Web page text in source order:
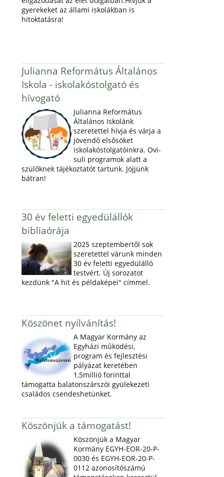
gyerekeket az állami iskolákban is
hitoktatásra!
Julianna Református Általános
Iskola - iskolakóstolgató és
hívogató
Julianna Református
Általános Iskolánk
szeretettel hívja és várja a
jövendő elsősöket
iskolakóstolgatóinkra. Ovi-
suli programok alatt a
szülőknek tájékoztatót tartunk. Jöjjünk
bátran!
30 év feletti egyedülállók
bibliaórája
2025 szeptembertől sok
szeretettel várunk minden
30 év feletti egyedülálló
testvért. Új sorozatot
kezdünk "A hit és példaképei" címmel.
Köszönet nyilvánítás!
A Magyar Kormány az
Egyházi működési,
program és fejlesztési
pályázat keretében
1,5millió forinttal
támogatta balatonszárszói gyülekezeti
családos csendeshetünket.
Köszönjük a támogatást!
Köszönjük a Magyar
Kormány EGYH-EOR-20-P-
0030 és EGYH-EOR-20-P-
0112 azonosítószámú